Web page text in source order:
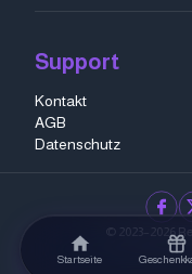
Startseite
Support
Kontakt
AGB
Datenschutz
© 2023–2026